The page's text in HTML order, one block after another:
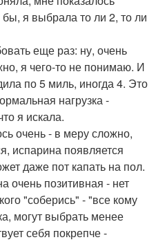
я выбрала то ли 2, то ли
еще раз: ну, очень
я чего-то не понимаю. И
по 5 миль, иногда 4. Это
нагрузка -
я искала.
очень - в меру сложно,
испарина появляется
даже пот капать на пол.
очень позитивная - нет
"соберись" - "все кому
могут выбрать менее
себя покрепче -